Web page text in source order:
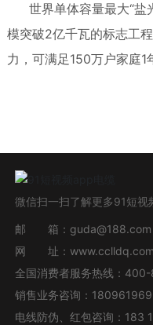
世界单体容量最大“盐
模突破2亿千瓦的标志工程
力，可满足150万户家庭1年
微信扫一扫了解更多91短视
邮 箱： guda@188.com
网 址： www.cclldq.com
全国消费者服务热线：
销售业务咨询：
电线防伪、红包咨询： 183